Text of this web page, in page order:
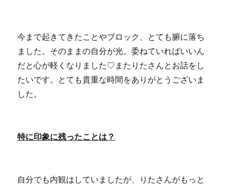
今まで起きてきたことやブロック、とても腑に落ち
ました。そのままの自分が光。委ねていればいいん
だと心が軽くなりました♡またりたさんとお話をし
たいです。とても貴重な時間をありがとうございま
した。
特に印象に残ったことは？
自分でも内観はしていましたが、りたさんがもっと